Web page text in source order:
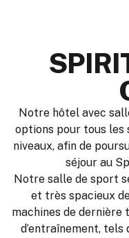
Notre hôtel avec
options pour tous les
niveaux, afin de
séjour au
Notre salle de sport
et très spacieux
machines de dernière
d’entraînement,